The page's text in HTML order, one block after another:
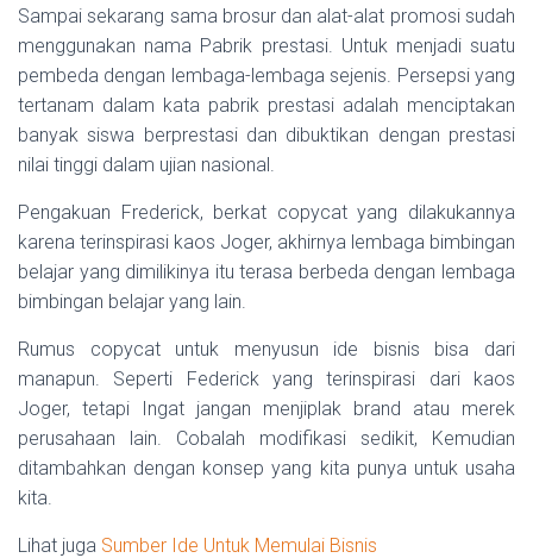
Sampai sekarang sama brosur dan alat-alat promosi sudah
menggunakan nama Pabrik prestasi. Untuk menjadi suatu
pembeda dengan lembaga-lembaga sejenis. Persepsi yang
tertanam dalam kata pabrik prestasi adalah menciptakan
banyak siswa berprestasi dan dibuktikan dengan prestasi
nilai tinggi dalam ujian nasional.
Pengakuan Frederick, berkat copycat yang dilakukannya
karena terinspirasi kaos Joger, akhirnya lembaga bimbingan
belajar yang dimilikinya itu terasa berbeda dengan lembaga
bimbingan belajar yang lain.
Rumus copycat untuk menyusun ide bisnis bisa dari
manapun. Seperti Federick yang terinspirasi dari kaos
Joger, tetapi Ingat jangan menjiplak brand atau merek
perusahaan lain. Cobalah modifikasi sedikit, Kemudian
ditambahkan dengan konsep yang kita punya untuk usaha
kita.
Lihat juga Sumber Ide Untuk Memulai Bisnis